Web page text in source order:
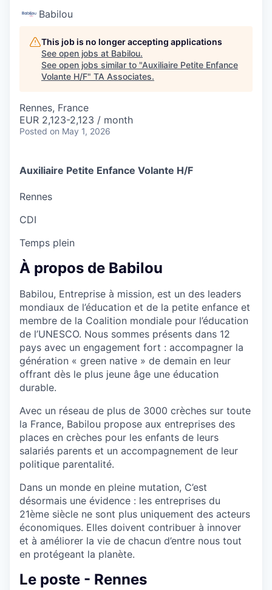
Babilou
This job is no longer accepting applications
See open jobs at Babilou.
See open jobs similar to "Auxiliaire Petite Enfance
Volante H/F" TA Associates.
Rennes, France
EUR 2,123-2,123 / month
Posted on May 1, 2026
Auxiliaire Petite Enfance Volante H/F
Rennes
CDI
Temps plein
À propos de Babilou
Babilou, Entreprise à mission, est un des leaders
mondiaux de l’éducation et de la petite enfance et
membre de la Coalition mondiale pour l’éducation
de l’UNESCO. Nous sommes présents dans 12
pays avec un engagement fort : accompagner la
génération « green native » de demain en leur
offrant dès le plus jeune âge une éducation
durable.
Avec un réseau de plus de 3000 crèches sur toute
la France, Babilou propose aux entreprises des
places en crèches pour les enfants de leurs
salariés parents et un accompagnement de leur
politique parentalité.
Dans un monde en pleine mutation, C’est
désormais une évidence : les entreprises du
21ème siècle ne sont plus uniquement des acteurs
économiques. Elles doivent contribuer à innover
et à améliorer la vie de chacun d’entre nous tout
en protégeant la planète.
Le poste - Rennes